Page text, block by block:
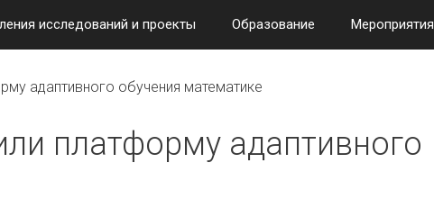
исследований и проекты Образование Мероприятия
адаптивного обучения математике
платформу адаптивного